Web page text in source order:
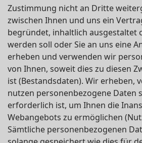
Zustimmung nicht an Dritte
zwischen Ihnen und uns ein
begründet, inhaltlich ausgestaltet
werden soll oder Sie an uns eine
erheben und verwenden wir
von Ihnen, soweit dies zu diesen
ist (Bestandsdaten). Wir erheben,
nutzen personenbezogene Daten
erforderlich ist, um Ihnen die
Webangebots zu ermöglichen
Sämtliche personenbezogenen